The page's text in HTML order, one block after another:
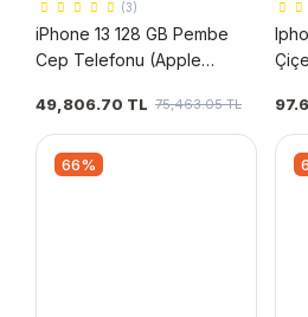
(3)
iPhone 13 128 GB Pembe
Cep Telefonu (Apple
49,806.70 TL 75,463.05 TL
66%